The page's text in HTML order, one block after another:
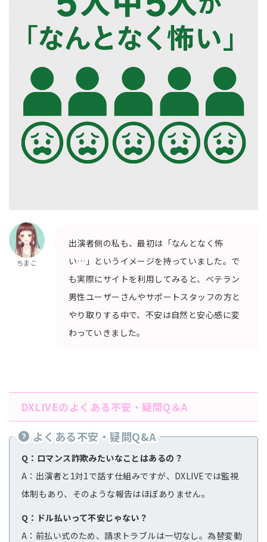
ちまこ
出演者側の私も、最初は「なんとなく怖
い…」というイメージを持っていました。で
も実際にサイトを利用してみると、ベテラン
男性ユーザーさんやサポートスタッフの方と
やり取りする中で、不安は自然と安心感に変
わっていきました。
DXLIVEのよくある不安・疑問Q＆A
よくある不安・疑問Q&A
Q：ロマンス詐欺みたいなことはあるの？
A：出演者と1対1で話す仕組みですが、DXLIVEでは監視
体制もあり、そのような報告はほぼありません。
Q：ドル払いって不安じゃない？
A：前払い式のため、請求トラブルは一切なし。為替変動